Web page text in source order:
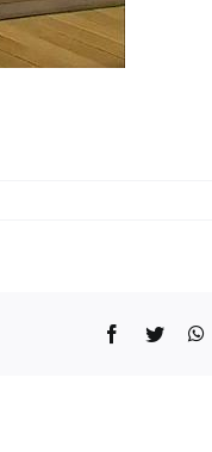
Facebook
Twitter